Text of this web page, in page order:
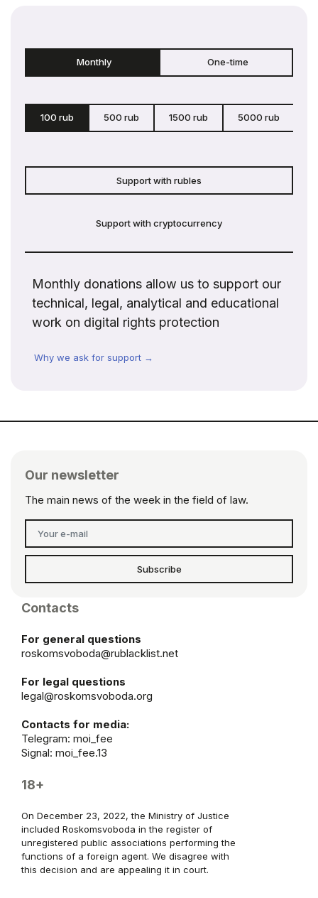
Monthly One-time
100 rub 500 rub 1500 rub 5000 rub
Support with rubles
Support with cryptocurrency
Monthly donations allow us to support our
technical, legal, analytical and educational
work on digital rights protection
Why we ask for support →
Our newsletter
The main news of the week in the field of law.
Subscribe
Contacts
For general questions
roskomsvoboda@rublacklist.net
For legal questions
legal@roskomsvoboda.org
Contacts for media:
Telegram: moi_fee
Signal: moi_fee.13
18+
On December 23, 2022, the Ministry of Justice
included Roskomsvoboda in the register of
unregistered public associations performing the
functions of a foreign agent. We disagree with
this decision and are appealing it in court.